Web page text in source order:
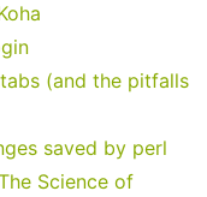
(and the pitfalls
saved by perl
Science of